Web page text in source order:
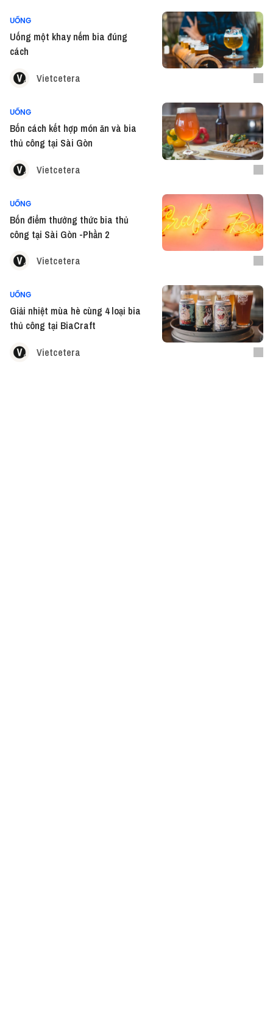
UỐNG
Uống một khay nếm bia đúng
cách
Vietcetera
UỐNG
Bốn cách kết hợp món ăn và bia
thủ công tại Sài Gòn
Vietcetera
UỐNG
Bốn điểm thưởng thức bia thủ
công tại Sài Gòn -Phần 2
Vietcetera
UỐNG
Giải nhiệt mùa hè cùng 4 loại bia
thủ công tại BiaCraft
Vietcetera